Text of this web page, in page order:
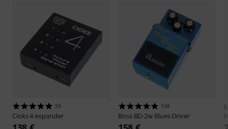
59
Cioks4 expander
134
Boss BD-2w Blues Driver